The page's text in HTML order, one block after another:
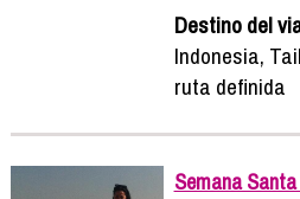
Destino del
Indonesia,
ruta definida
Semana